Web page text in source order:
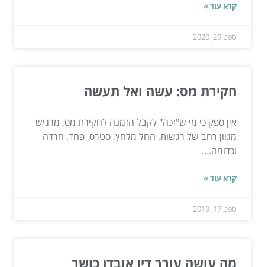
קרא עוד »
ספט 29, 2020
חקירת מס: עשה ואל תעשה
אין ספק כי מי ש"זכה" לקבל הזמנה לחקירת מס, מרגיש
מגוון רחב של רגשות, החל מלחץ, סטרס, פחד, חרדה
וכדומה....
קרא עוד »
ספט 17, 2019
מה עושה עורך דין אובדן כושר